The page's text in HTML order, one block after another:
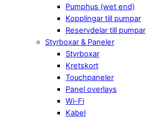
Pumphus (wet end)
Kopplingar till pumpar
Reservdelar till pumpar
Styrboxar & Paneler
Styrboxar
Kretskort
Touchpaneler
Panel overlays
Wi-Fi
Kabel